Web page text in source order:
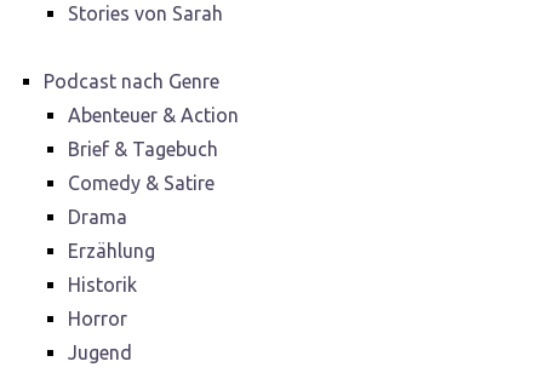
Stories von Sarah
Podcast nach Genre
Abenteuer & Action
Brief & Tagebuch
Comedy & Satire
Drama
Erzählung
Historik
Horror
Jugend